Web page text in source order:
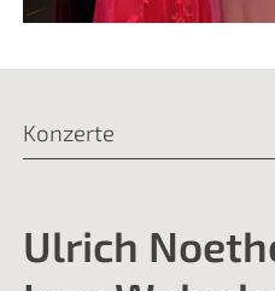
Konzerte
Ulrich